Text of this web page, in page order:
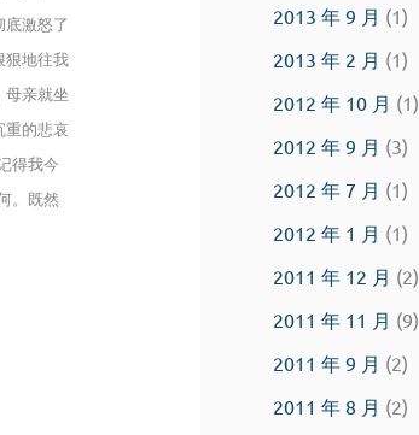
激怒了
狠地往我
母亲就坐
重的悲哀
得我今
。既然
2013 年 9 月 (1)
2013 年 2 月 (1)
2012 年 10 月 (1)
2012 年 9 月 (3)
2012 年 7 月 (1)
2012 年 1 月 (1)
2011 年 12 月 (2)
2011 年 11 月 (9)
2011 年 9 月 (2)
2011 年 8 月 (2)